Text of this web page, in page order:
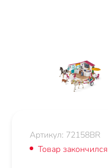
Артикул: 72158BR
Товар закончился